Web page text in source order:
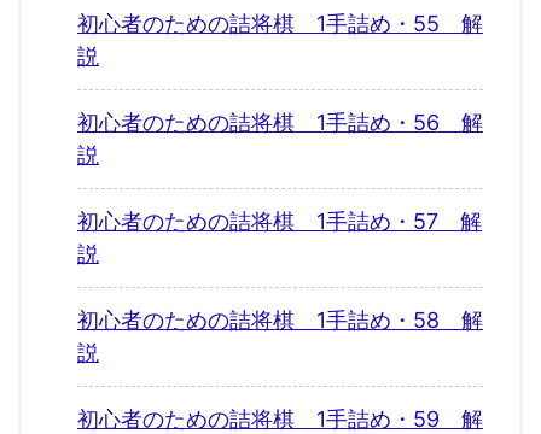
初心者のための詰将棋 1手詰め・55 解
説
初心者のための詰将棋 1手詰め・56 解
説
初心者のための詰将棋 1手詰め・57 解
説
初心者のための詰将棋 1手詰め・58 解
説
初心者のための詰将棋 1手詰め・59 解